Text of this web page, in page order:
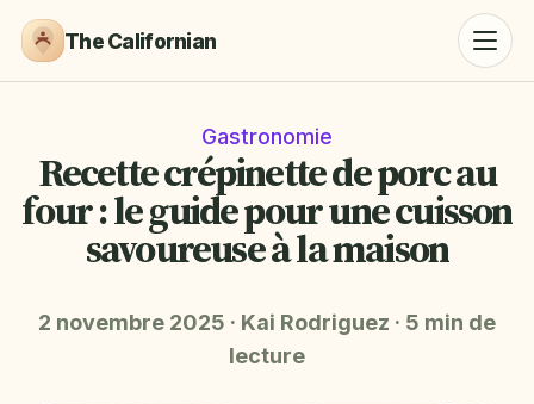
The Californian
Gastronomie
Recette crépinette de porc au
four : le guide pour une cuisson
savoureuse à la maison
2 novembre 2025 · Kai Rodriguez · 5 min de
lecture